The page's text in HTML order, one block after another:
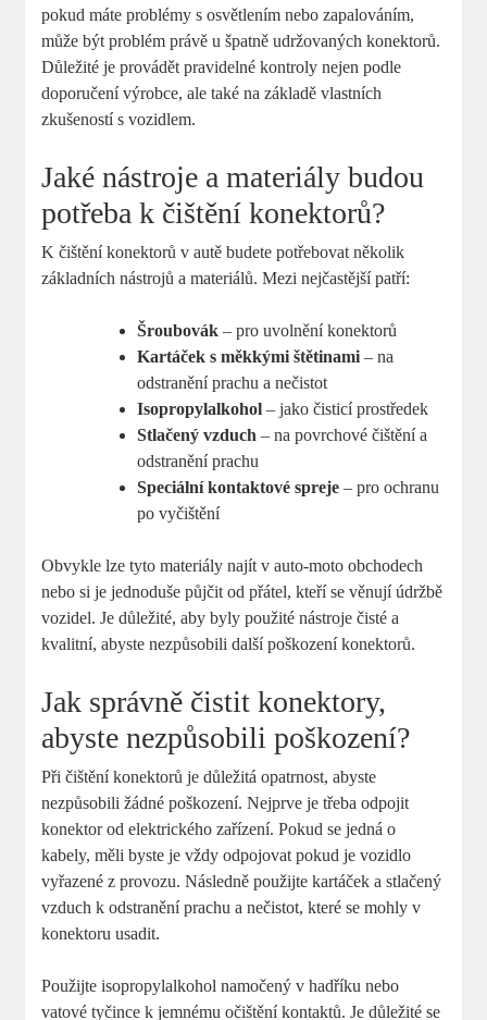
pokud máte problémy s osvětlením nebo zapalováním,
může být problém právě u špatně udržovaných konektorů.
Důležité je provádět pravidelné kontroly nejen podle
doporučení výrobce, ale také na základě vlastních
zkušeností s vozidlem.
Jaké nástroje a materiály budou
potřeba k čištění konektorů?
K čištění konektorů v autě budete potřebovat několik
základních nástrojů a materiálů. Mezi nejčastější patří:
Šroubovák – pro uvolnění konektorů
Kartáček s měkkými štětinami – na
odstranění prachu a nečistot
Isopropylalkohol – jako čisticí prostředek
Stlačený vzduch – na povrchové čištění a
odstranění prachu
Speciální kontaktové spreje – pro ochranu
po vyčištění
Obvykle lze tyto materiály najít v auto-moto obchodech
nebo si je jednoduše půjčit od přátel, kteří se věnují údržbě
vozidel. Je důležité, aby byly použité nástroje čisté a
kvalitní, abyste nezpůsobili další poškození konektorů.
Jak správně čistit konektory,
abyste nezpůsobili poškození?
Při čištění konektorů je důležitá opatrnost, abyste
nezpůsobili žádné poškození. Nejprve je třeba odpojit
konektor od elektrického zařízení. Pokud se jedná o
kabely, měli byste je vždy odpojovat pokud je vozidlo
vyřazené z provozu. Následně použijte kartáček a stlačený
vzduch k odstranění prachu a nečistot, které se mohly v
konektoru usadit.
Použijte isopropylalkohol namočený v hadříku nebo
vatové tyčince k jemnému očištění kontaktů. Je důležité se